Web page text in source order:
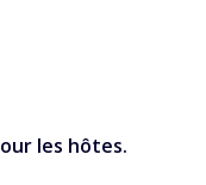
les hôtes.